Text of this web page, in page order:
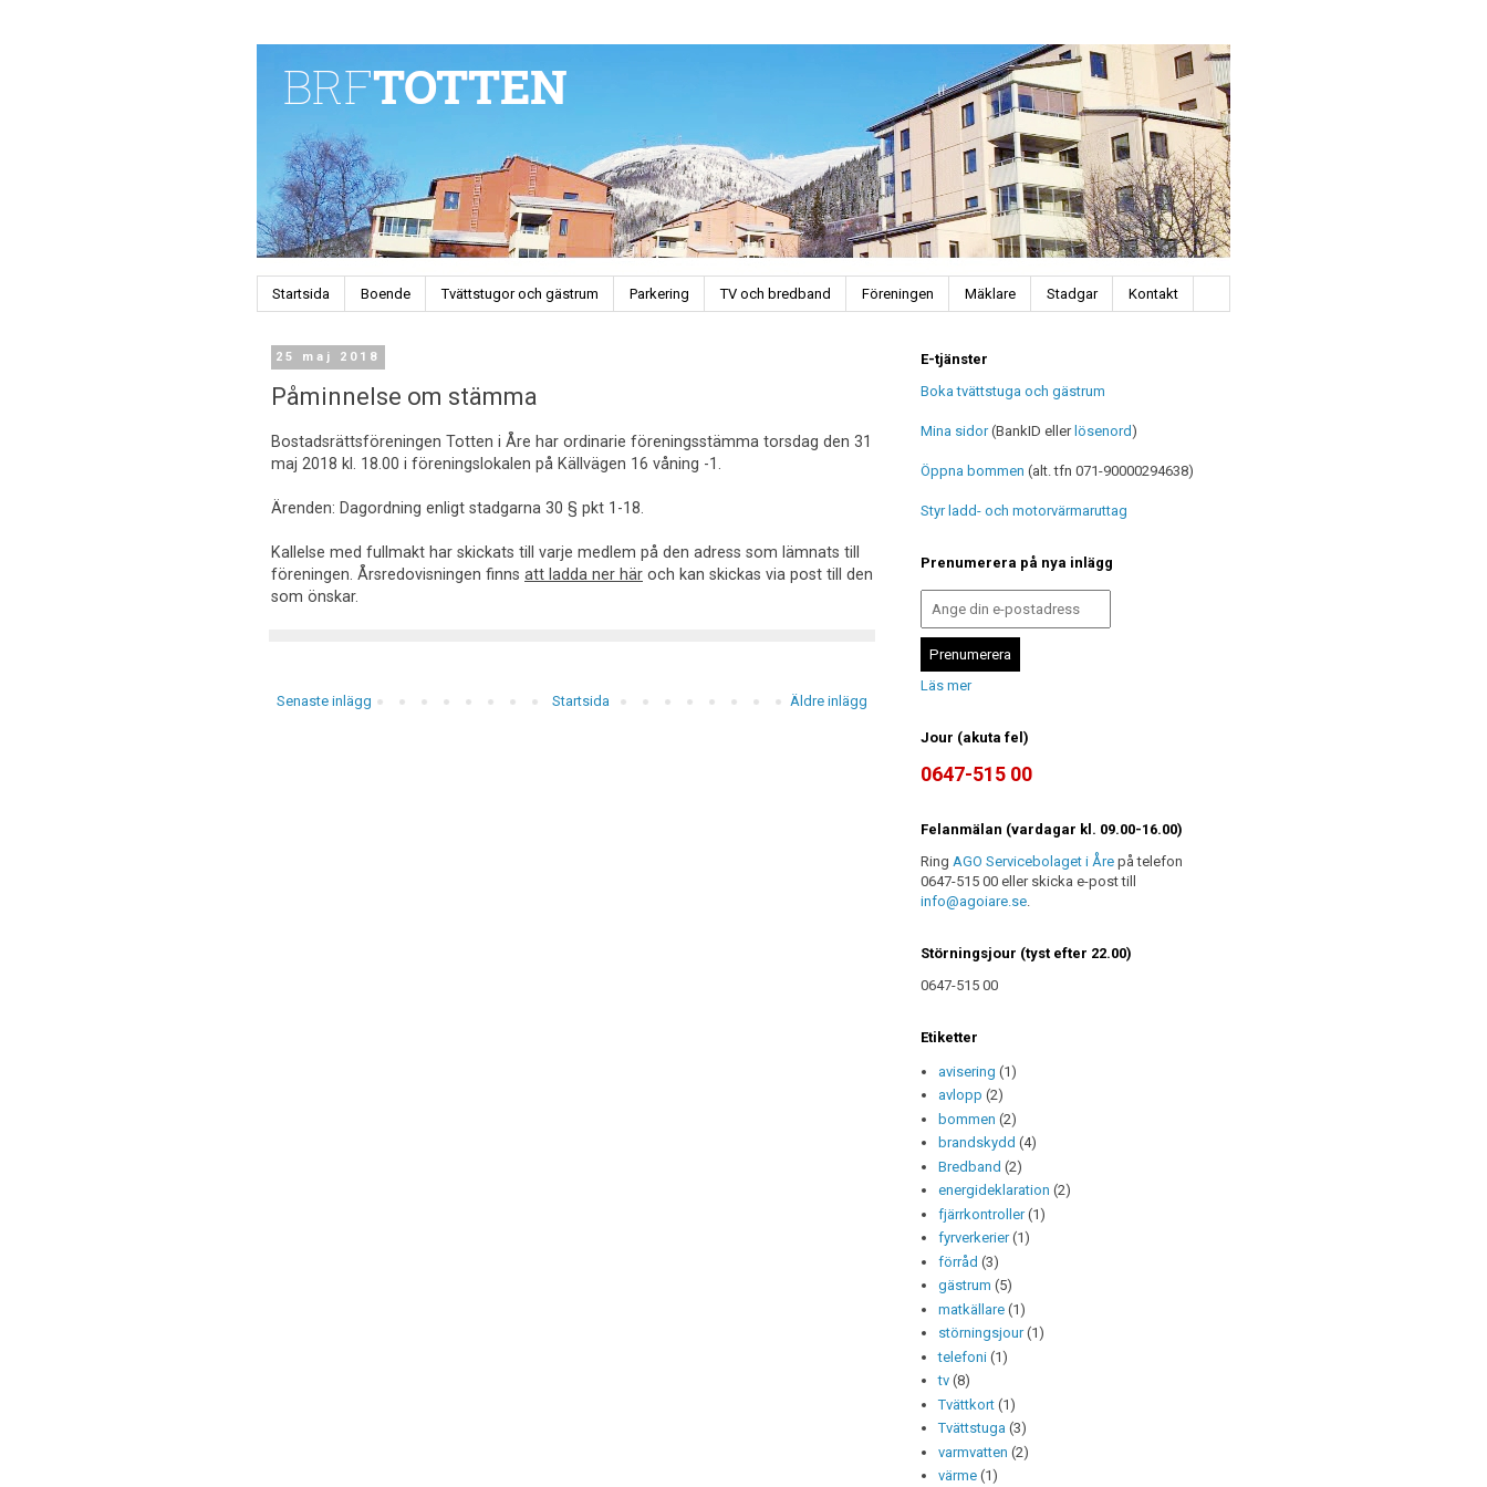
Startsida Boende Tvättstugor och gästrum Parkering TV och bredband Föreningen Mäklare Stadgar Kontakt
25 maj 2018
Påminnelse om stämma
Bostadsrättsföreningen Totten i Åre har ordinarie föreningsstämma torsdag den 31
maj 2018 kl. 18.00 i föreningslokalen på Källvägen 16 våning -1.
Ärenden: Dagordning enligt stadgarna 30 § pkt 1-18.
Kallelse med fullmakt har skickats till varje medlem på den adress som lämnats till
föreningen. Årsredovisningen finns att ladda ner här och kan skickas via post till den
som önskar.
Senaste inlägg Äldre inlägg
Startsida
E-tjänster
Boka tvättstuga och gästrum
Mina sidor(BankID ellerlösenord)
Öppna bommen (alt. tfn 071-90000294638)
Styr ladd- och motorvärmaruttag
Prenumerera på nya inlägg
Läs mer
Jour (akuta fel)
0647-515 00
Felanmälan (vardagar kl. 09.00-16.00)
Ring AGO Servicebolaget i Åre på telefon
0647-515 00 eller skicka e-post till
info@agoiare.se
Störningsjour (tyst efter 22.00)
0647-515 00
Etiketter
avisering (1)
avlopp (2)
bommen (2)
brandskydd (4)
Bredband (2)
energideklaration (2)
fjärrkontroller (1)
fyrverkerier (1)
förråd (3)
gästrum (5)
matkällare (1)
störningsjour (1)
telefoni (1)
tv (8)
Tvättkort (1)
Tvättstuga (3)
varmvatten (2)
värme (1)